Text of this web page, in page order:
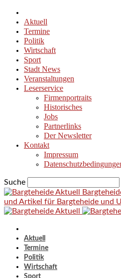
Aktuell
Termine
Politik
Wirtschaft
Sport
Stadt News
Veranstaltungen
Leserservice
Firmenportraits
Historisches
Jobs
Partnerlinks
Der Newsletter
Kontakt
Impressum
Suche
und Artikel für Bargteheide und
Aktuell
Termine
Politik
Wirtschaft
Sport